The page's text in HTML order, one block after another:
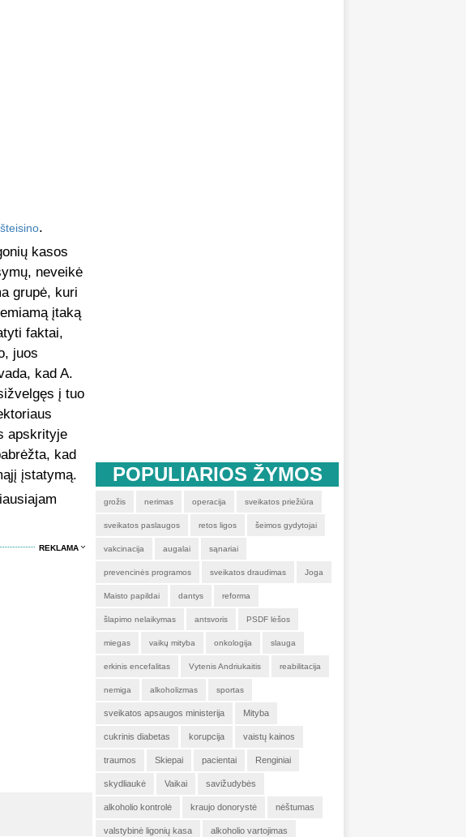
.
kasos
neveikė
grupė, kuri
įtaką
faktai,
juos
kad A.
į tuo
apskrityje
kad
įstatymą.
REKLAMA
POPULIARIOS ŽYMOS
grožis nerimas operacija sveikatos priežiūra
sveikatos paslaugos retos ligos šeimos gydytojai
vakcinacija augalai sąnariai
prevencinės programos sveikatos draudimas Joga
Maisto papildai dantys reforma
šlapimo nelaikymas antsvoris PSDF lėšos
miegas vaikų mityba onkologija slauga
erkinis encefalitas Vytenis Andriukaitis reabilitacija
nemiga alkoholizmas sportas
sveikatos apsaugos ministerija Mityba
cukrinis diabetas korupcija vaistų kainos
traumos Skiepai pacientai Renginiai
skydliaukė Vaikai savižudybės
alkoholio kontrolė kraujo donorystė nėštumas
valstybinė ligonių kasa alkoholio vartojimas